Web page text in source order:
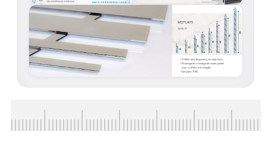
LES PROFILS PAROI DE VERRE
VITRINE EN VERRE
CONNECTEURS ET ASSEMBLAGE DE VERRES